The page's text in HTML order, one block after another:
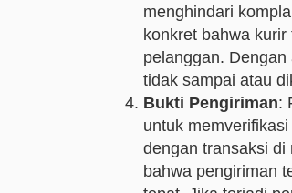
menghindari
konkret bahwa
pelanggan.
tidak sampai atau
Bukti Pengiriman:
untuk
dengan transaksi di
bahwa pengiriman